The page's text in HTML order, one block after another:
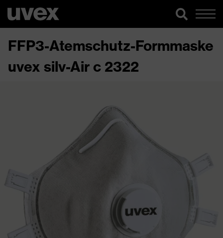
FFP3-Atemschutz-Formmaske
uvex silv-Air c 2322